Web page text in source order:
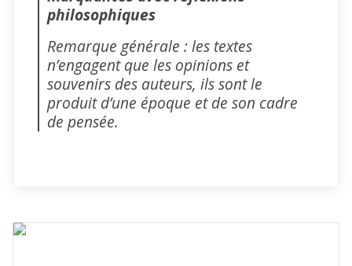
philosophiques
Remarque générale : les textes
n’engagent que les opinions et
souvenirs des auteurs, ils sont le
produit d’une époque et de son cadre
de pensée.